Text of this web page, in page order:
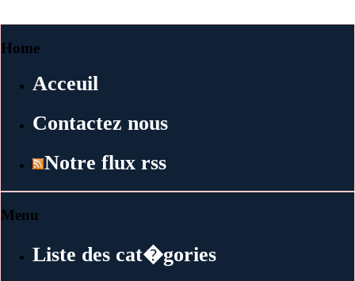
Home
Acceuil
Contactez nous
Notre flux rss
Menu
Liste des cat�gories